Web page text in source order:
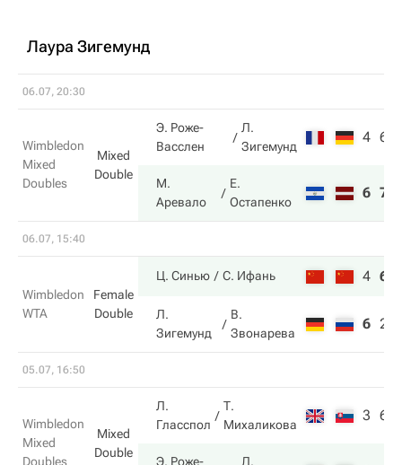
Лаура Зигемунд
06.07, 20:30
Wimbledon
Mixed
Doubles
Mixed
Double
Э. Роже-
Васслен
Л.
Зигемунд
4 6
М.
Аревало
Е.
Остапенко
6 7
06.07, 15:40
Wimbledon
WTA
Female
Double
Ц. Синью С. Ифань 4 6
Л.
Зигемунд
В.
Звонарева
6 2
05.07, 16:50
Wimbledon
Mixed
Doubles
Mixed
Double
Л.
Гласспол
Т.
Михаликова
3 6
Э. Роже-
Л.